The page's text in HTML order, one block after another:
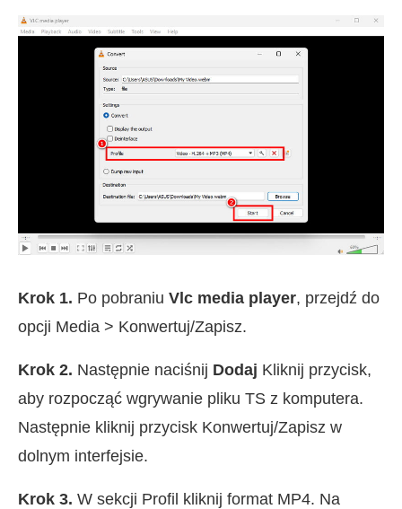
Krok 1. Po pobraniu Vlc media player, przejdź do
opcji Media > Konwertuj/Zapisz.
Krok 2. Następnie naciśnij Dodaj Kliknij przycisk,
aby rozpocząć wgrywanie pliku TS z komputera.
Następnie kliknij przycisk Konwertuj/Zapisz w
dolnym interfejsie.
Krok 3. W sekcji Profil kliknij format MP4. Na